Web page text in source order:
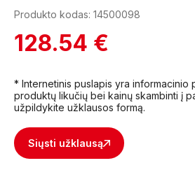
Produkto kodas: 14500098
128.54 €
* Internetinis puslapis yra informacinio
produktų likučių bei kainų skambinti į
užpildykite užklausos formą.
Siųsti užklausą